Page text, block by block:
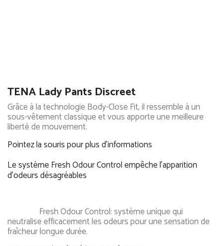
TENA Lady Pants Discreet
Grâce à la technologie Body-Close Fit, il ressemble à un
sous-vêtement classique et vous apporte une meilleure
liberté de mouvement.
Pointez la souris pour plus d'informations
Le système Fresh Odour Control empêche l'apparition
d'odeurs désagréables
Fresh Odour Control: système unique qui
neutralise efficacement les odeurs pour une sensation de
fraîcheur longue durée.